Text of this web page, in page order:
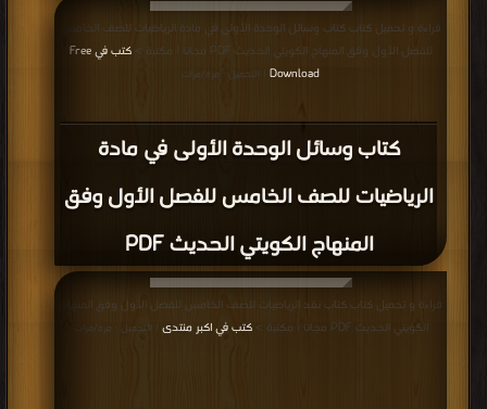
كتاب وسائل الوحدة الأولى في مادة
الرياضيات للصف الخامس للفصل الأول وفق
المنهاج الكويتي الحديث PDF
قراءة و تحميل كتاب كتاب وسائل الوحدة الأولى في مادة الرياضيات للصف الخامس
للفصل الأول وفق المنهاج الكويتي الحديث PDF مجانا | مكتبة >
كتب في Free
Download | التحميل : مرة/مرات
قراءة و تحميل كتاب كتاب نقد الرياضيات للصف الخامس للفصل الأول وفق المنهاج
الكويتي الحديث PDF مجانا | مكتبة >
كتب في اكبر منتدى | التحميل : مرة/مرات